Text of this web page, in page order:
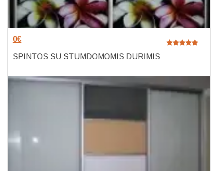
0€
SPINTOS SU STUMDOMOMIS DURIMIS